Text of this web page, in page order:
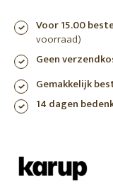
Voor 15.00
voorraad)
Geen
Gemakkelijk
14 dagen